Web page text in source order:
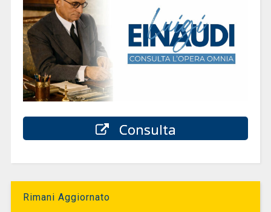
Consulta
Rimani Aggiornato